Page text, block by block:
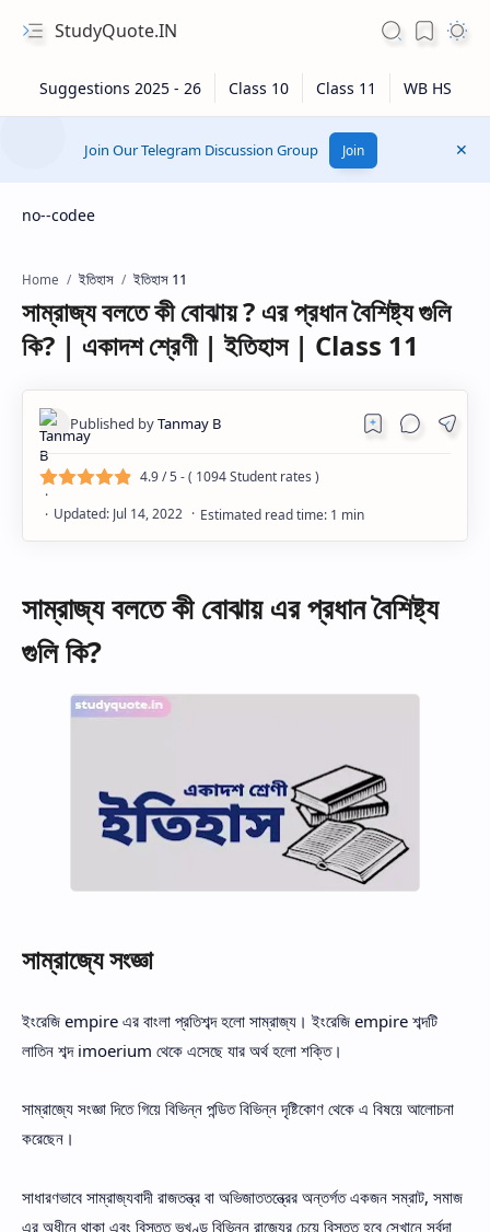
StudyQuote.IN
Join Our Telegram Discussion Group Join
no--codee
Home ইতিহাস ইতিহাস 11
সাম্রাজ্য বলতে কী বোঝায় ? এর প্রধান বৈশিষ্ট্য গুলি
কি? | একাদশ শ্রেণী | ইতিহাস | Class 11
4.9/ 5 - ( 1094Student rates )
সাম্রাজ্য বলতে কী বোঝায় এর প্রধান বৈশিষ্ট্য
গুলি কি?
সাম্রাজ্যে সংজ্ঞা
ইংরেজি empire এর বাংলা প্রতিশব্দ হলো সাম্রাজ্য। ইংরেজি empire শব্দটি
লাতিন শব্দ imoerium থেকে এসেছে যার অর্থ হলো শক্তি।
সাম্রাজ্যে সংজ্ঞা দিতে গিয়ে বিভিন্ন পন্ডিত বিভিন্ন দৃষ্টিকোণ থেকে এ বিষয়ে আলোচনা
করেছেন।
সাধারণভাবে সাম্রাজ্যবাদী রাজতন্ত্র বা অভিজাততন্ত্রের অন্তর্গত একজন সম্রাট, সমাজ
এর অধীনে থাকা এবং বিস্তৃত ভূখণ্ড বিভিন্ন রাজ্যের চেয়ে বিস্তৃত হবে সেখানে সর্বদা